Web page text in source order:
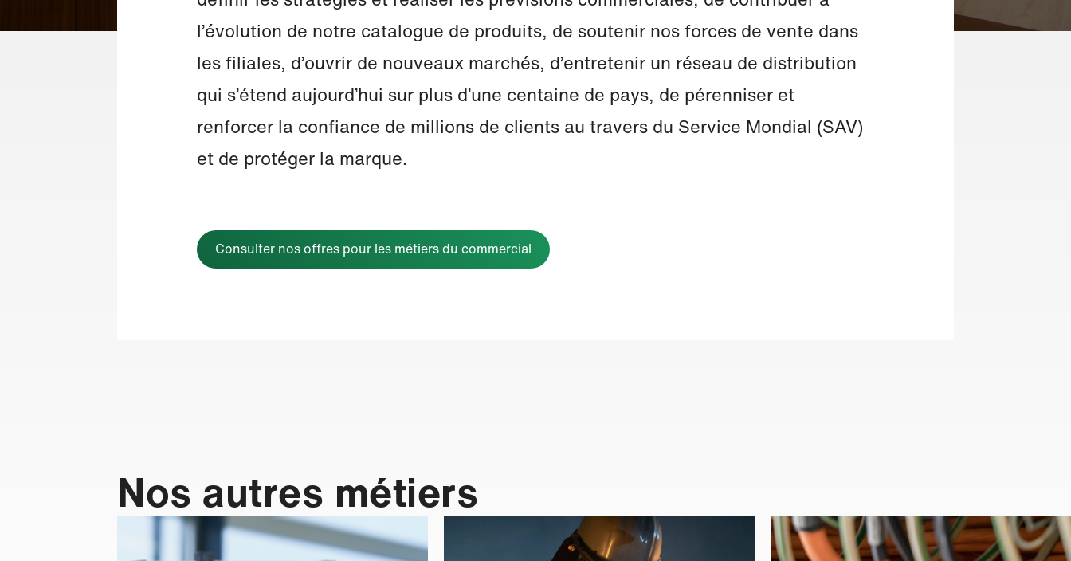
l’évolution de notre catalogue de produits, de soutenir nos forces de vente dans
les filiales, d’ouvrir de nouveaux marchés, d’entretenir un réseau de distribution
qui s’étend aujourd’hui sur plus d’une centaine de pays, de pérenniser et
renforcer la confiance de millions de clients au travers du Service Mondial (SAV)
et de protéger la marque.
Consulter nos offres pour les métiers du commercial
Nos autres métiers